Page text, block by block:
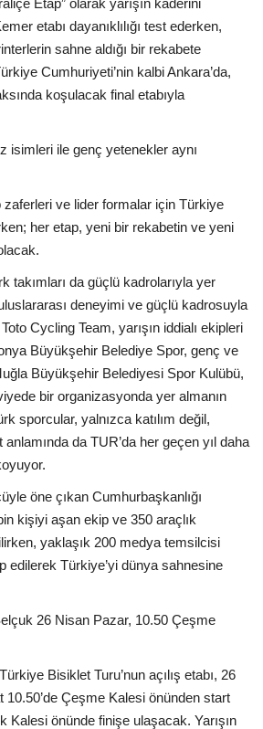
etabı dayanıklılığı test ederken,
sahne aldığı bir rekabete
Cumhuriyeti’nin kalbi Ankara’da,
koşulacak final etabıyla
isimleri ile genç yetenekler aynı
zaferleri ve lider formalar için Türkiye
her etap, yeni bir rekabetin ve yeni
takımları da güçlü kadrolarıyla yer
deneyimi ve güçlü kadrosuyla
Cycling Team, yarışın iddialı ekipleri
Büyükşehir Belediye Spor, genç ve
Büyükşehir Belediyesi Spor Kulübü,
bir organizasyonda yer almanın
sporcular, yalnızca katılım değil,
da TUR’da her geçen yıl daha
öne çıkan Cumhurbaşkanlığı
kişiyi aşan ekip ve 350 araçlık
yaklaşık 200 medya temsilcisi
edilerek Türkiye’yi dünya sahnesine
26 Nisan Pazar, 10.50 Çeşme
Bisiklet Turu’nun açılış etabı, 26
10.50’de Çeşme Kalesi önünden start
Kalesi önünde finişe ulaşacak. Yarışın